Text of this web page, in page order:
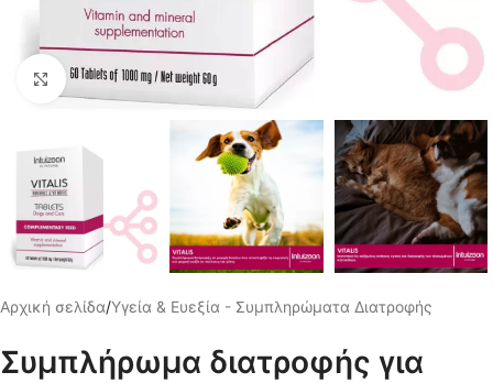
Click για μεγέθυνση
Αρχική σελίδα/Υγεία & Ευεξία - Συμπληρώματα Διατροφής
Συμπλήρωμα διατροφής για